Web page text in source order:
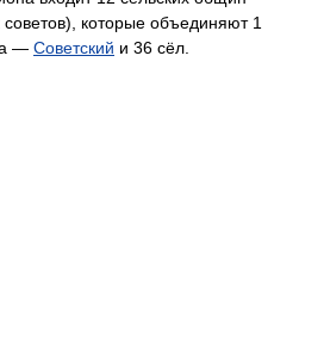
советов), которые объединяют 1
— Советский и 36 сёл.